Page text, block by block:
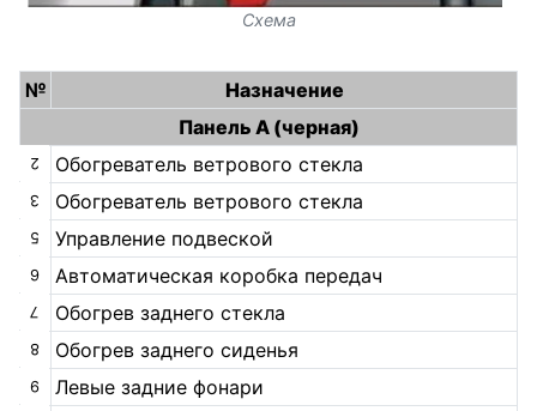
Схема
№
Назначение
Панель А (черная)
2 Обогреватель ветрового стекла
3 Обогреватель ветрового стекла
5 Управление подвеской
6 Автоматическая коробка передач
7 Обогрев заднего стекла
8 Обогрев заднего сиденья
9 Левые задние фонари